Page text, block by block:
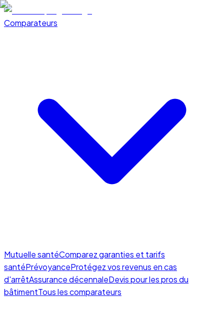
Comparateurs
Mutuelle santéComparez garanties et tarifs
santéPrévoyanceProtégez vos revenus en cas
d'arrêtAssurance décennaleDevis pour les pros du
bâtimentTous les comparateurs